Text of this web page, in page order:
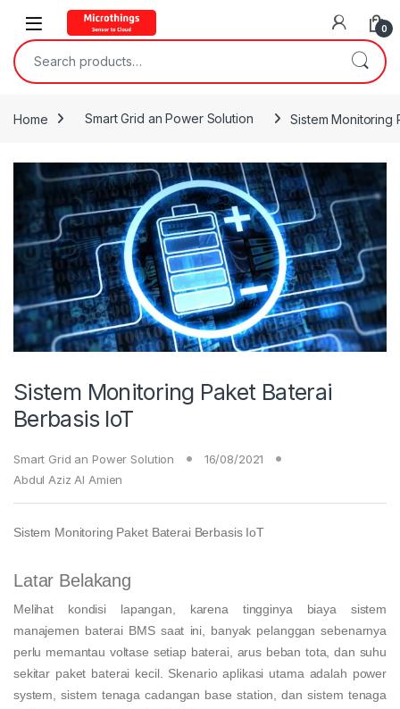
Open 0
Search for:
Home Smart Grid an Power Solution Sistem Monitoring
Sistem Monitoring Paket Baterai
Berbasis IoT
Smart Grid an Power Solution
16/08/2021
Abdul Aziz Al Amien
Sistem Monitoring Paket Baterai Berbasis IoT
Latar Belakang
Melihat kondisi lapangan, karena tingginya biaya sistem
manajemen baterai BMS saat ini, banyak pelanggan sebenarnya
perlu memantau voltase setiap baterai, arus beban tota, dan suhu
sekitar paket baterai kecil. Skenario aplikasi utama adalah power
system, sistem tenaga cadangan base station, dan sistem tenaga